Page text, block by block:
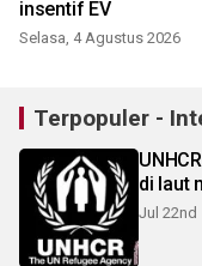
insentif EV
Selasa, 4 Agustus 2026
Terpopuler -
di laut
Jul 22nd